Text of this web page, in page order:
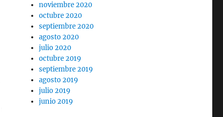
noviembre 2020
octubre 2020
septiembre 2020
agosto 2020
julio 2020
octubre 2019
septiembre 2019
agosto 2019
julio 2019
junio 2019